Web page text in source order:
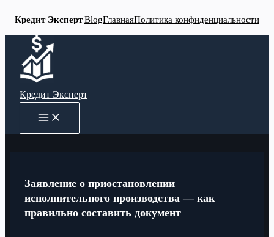
Кредит ЭкспертBlogГлавнаяПолитика конфиденциальности
Перейти
содержимому
Кредит Эксперт
MAIN
MENU
Заявление о приостановлении
исполнительного производства — как
правильно составить документ